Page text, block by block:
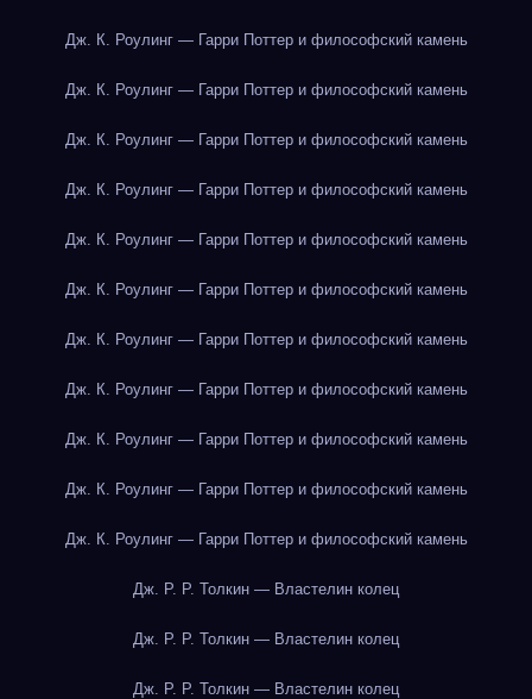
Дж. К. Роулинг — Гарри Поттер и философский камень
Дж. К. Роулинг — Гарри Поттер и философский камень
Дж. К. Роулинг — Гарри Поттер и философский камень
Дж. К. Роулинг — Гарри Поттер и философский камень
Дж. К. Роулинг — Гарри Поттер и философский камень
Дж. К. Роулинг — Гарри Поттер и философский камень
Дж. К. Роулинг — Гарри Поттер и философский камень
Дж. К. Роулинг — Гарри Поттер и философский камень
Дж. К. Роулинг — Гарри Поттер и философский камень
Дж. К. Роулинг — Гарри Поттер и философский камень
Дж. К. Роулинг — Гарри Поттер и философский камень
Дж. Р. Р. Толкин — Властелин колец
Дж. Р. Р. Толкин — Властелин колец
Дж. Р. Р. Толкин — Властелин колец